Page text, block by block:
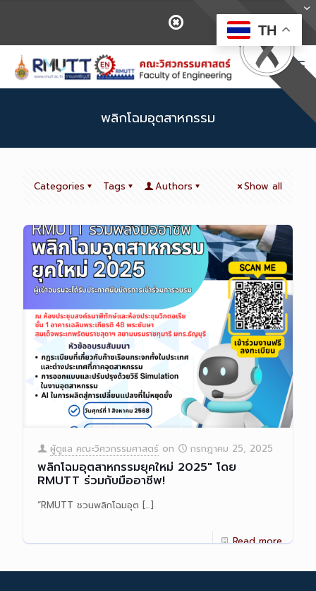
พลิกโฉมอุตสาหกรรม
Categories Tags Authors Show all
ผู้ดูแล คณะวิศวกรรมศาสตร์ on กรกฎาคม 25, 2025
พลิกโฉมอุตสาหกรรมยุคใหม่ 2025″ โดย
RMUTT ร่วมกับมืออาชีพ!
“RMUTT ชวนพลิกโฉมอุต […]
Read more
TH